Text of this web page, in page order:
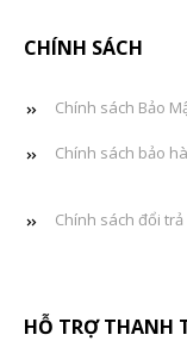
CHÍNH SÁCH
Chính sách Bảo
Chính sách bảo
Chính sách đổi trả
HỖ TRỢ THANH